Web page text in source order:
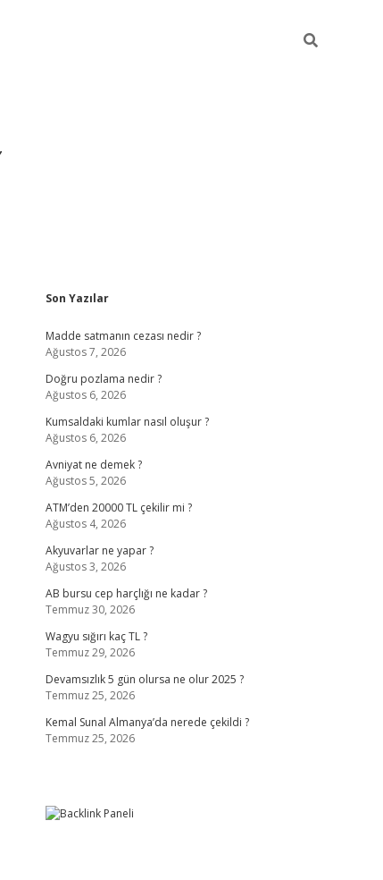
Sidebar
Son Yazılar
Madde satmanın cezası nedir ?
Ağustos 7, 2026
Doğru pozlama nedir ?
Ağustos 6, 2026
Kumsaldaki kumlar nasıl oluşur ?
Ağustos 6, 2026
Avniyat ne demek ?
Ağustos 5, 2026
ATM’den 20000 TL çekilir mi ?
Ağustos 4, 2026
Akyuvarlar ne yapar ?
Ağustos 3, 2026
AB bursu cep harçlığı ne kadar ?
Temmuz 30, 2026
Wagyu sığırı kaç TL ?
Temmuz 29, 2026
Devamsızlık 5 gün olursa ne olur 2025 ?
Temmuz 25, 2026
Kemal Sunal Almanya’da nerede çekildi ?
Temmuz 25, 2026